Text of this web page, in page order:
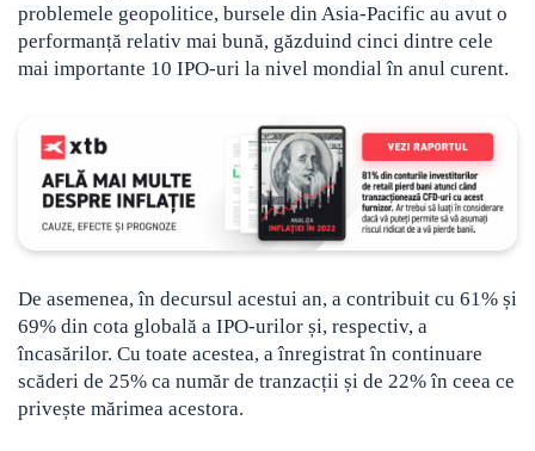
problemele geopolitice, bursele din Asia-Pacific au avut o
performanță relativ mai bună, găzduind cinci dintre cele
mai importante 10 IPO-uri la nivel mondial în anul curent.
De asemenea, în decursul acestui an, a contribuit cu 61% și
69% din cota globală a IPO-urilor și, respectiv, a
încasărilor. Cu toate acestea, a înregistrat în continuare
scăderi de 25% ca număr de tranzacții și de 22% în ceea ce
privește mărimea acestora.